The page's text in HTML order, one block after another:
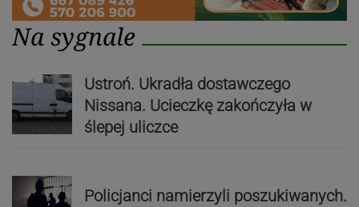
Na sygnale
Ustroń. Ukradła dostawczego
Nissana. Ucieczkę zakończyła w
ślepej uliczce
Policjanci namierzyli poszukiwanych.